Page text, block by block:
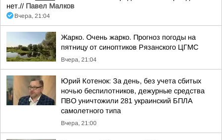
нет.// Павел Малков
Вчера, 21:04
Жарко. Очень жарко. Прогноз погоды на
пятницу от синоптиков Рязанского ЦГМС
Вчера, 21:04
Юрий Котенок: За день, без учета сбитых
ночью беспилотников, дежурные средства
ПВО уничтожили 281 украинский БПЛА
самолетного типа
Вчера, 21:00